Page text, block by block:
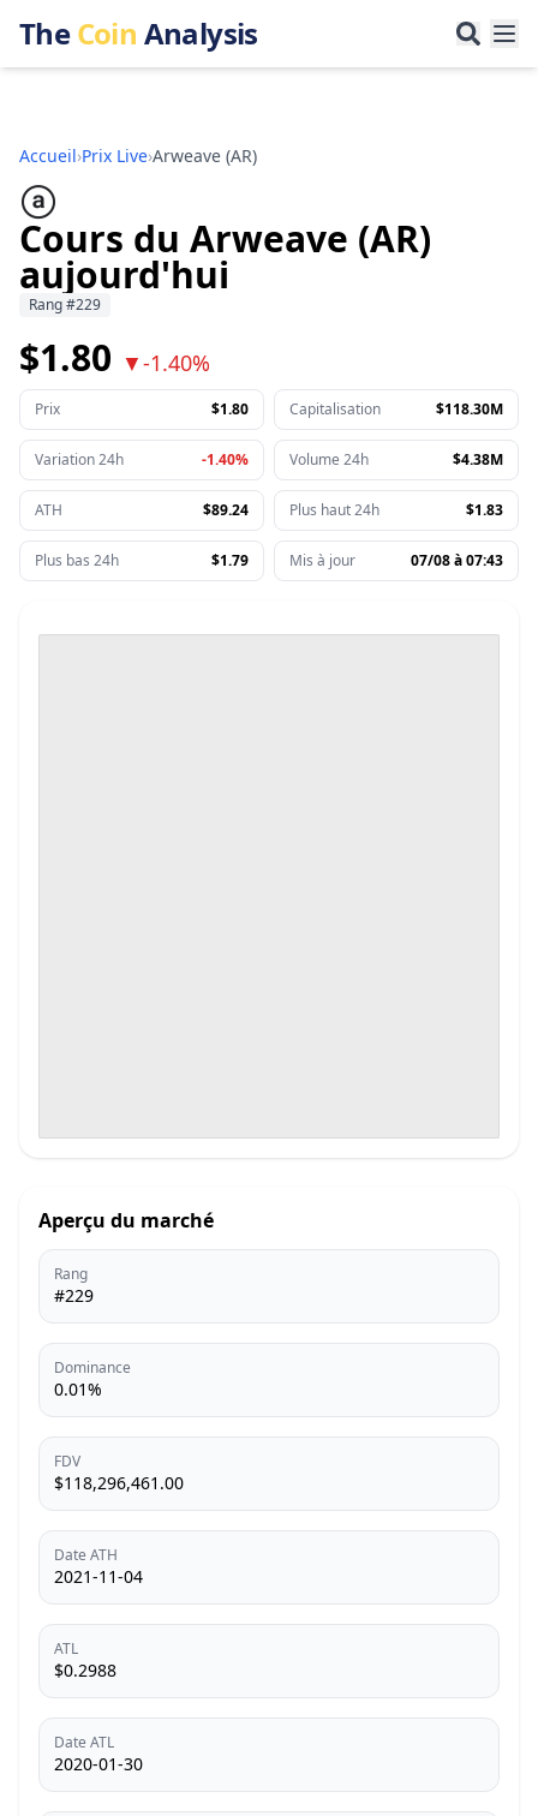
TheCoin Analysis
Accueil›Prix Live›Arweave (AR)
Cours du Arweave (AR)
aujourd'hui
Rang#229
$1.80 ▼-1.40%
Prix $1.80 Capitalisation $118.30M
Variation 24h -1.40% Volume 24h $4.38M
ATH $89.24 Plus haut 24h $1.83
Plus bas 24h $1.79 Mis à jour 07/08 à 07:43
Aperçu du marché
Rang
#229
Dominance
0.01%
FDV
$118,296,461.00
Date ATH
2021-11-04
ATL
$0.2988
Date ATL
2020-01-30